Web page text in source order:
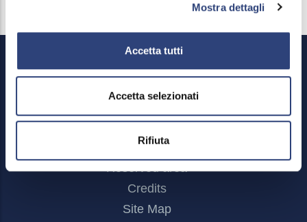
Mostra dettagli
Accetta tutti
Accetta selezionati
Rifiuta
Footer
Reserved area
Credits
Site Map